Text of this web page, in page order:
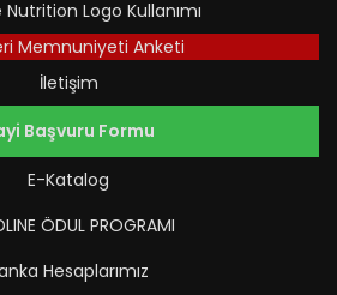
Logo Kullanımı
Memnuniyeti Anketi
İletişim
Başvuru Formu
E-Katalog
ÖDUL PROGRAMI
Hesaplarımız